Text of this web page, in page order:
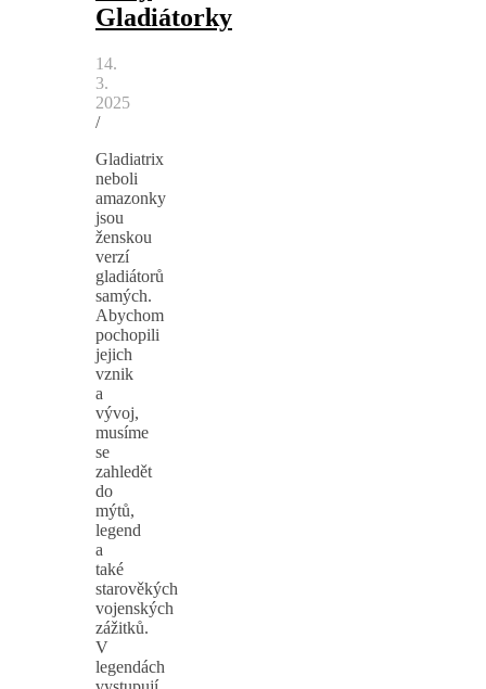
Gladiátorky
14.
3.
2025
/
Gladiatrix
neboli
amazonky
jsou
ženskou
verzí
gladiátorů
samých.
Abychom
pochopili
jejich
vznik
a
vývoj,
musíme
se
zahledět
do
mýtů,
legend
a
také
starověkých
vojenských
zážitků.
V
legendách